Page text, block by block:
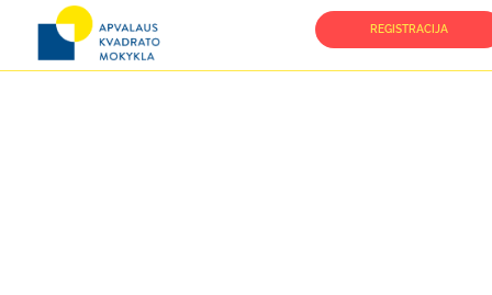
REGISTRACIJA